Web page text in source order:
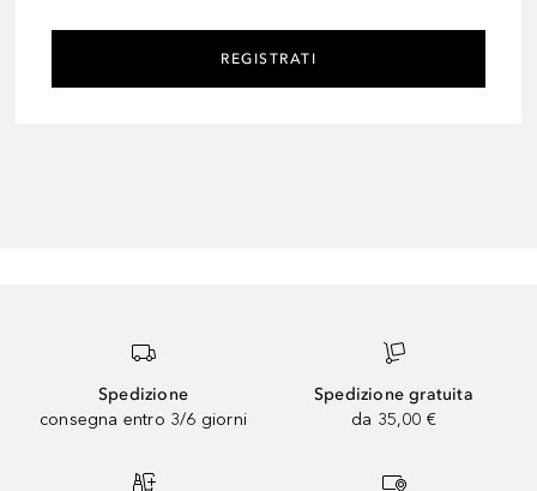
REGISTRATI
Spedizione
consegna entro 3/6 giorni
Spedizione gratuita
da 35,00 €